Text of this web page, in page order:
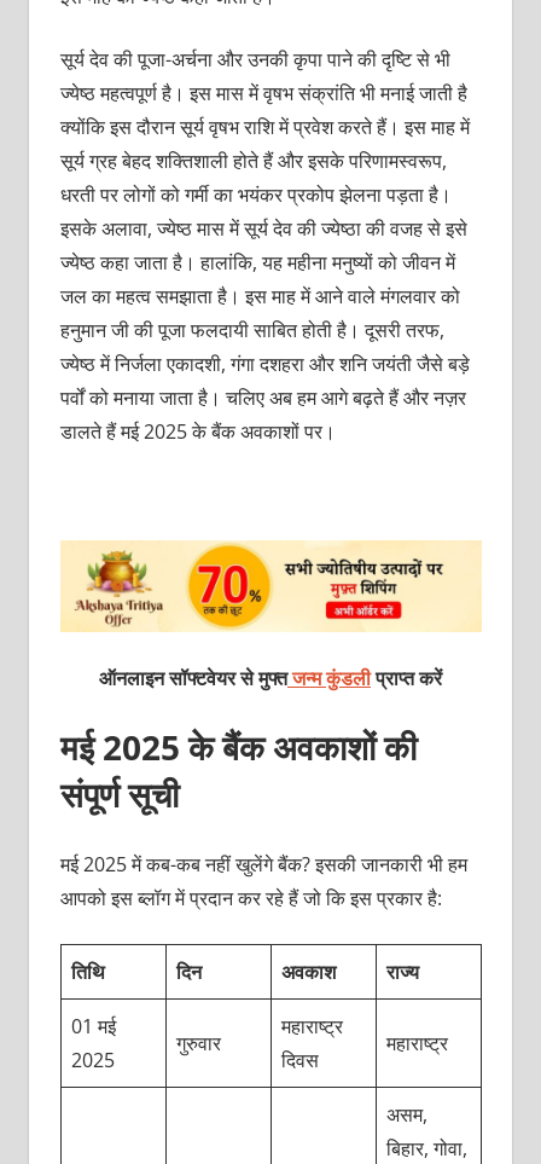
सूर्य देव की पूजा-अर्चना और उनकी कृपा पाने की दृष्टि से भी
ज्येष्ठ महत्वपूर्ण है। इस मास में वृषभ संक्रांति भी मनाई जाती है
क्योंकि इस दौरान सूर्य वृषभ राशि में प्रवेश करते हैं। इस माह में
सूर्य ग्रह बेहद शक्तिशाली होते हैं और इसके परिणामस्वरूप,
धरती पर लोगों को गर्मी का भयंकर प्रकोप झेलना पड़ता है।
इसके अलावा, ज्येष्ठ मास में सूर्य देव की ज्येष्ठा की वजह से इसे
ज्येष्ठ कहा जाता है। हालांकि, यह महीना मनुष्यों को जीवन में
जल का महत्व समझाता है। इस माह में आने वाले मंगलवार को
हनुमान जी की पूजा फलदायी साबित होती है। दूसरी तरफ,
ज्येष्ठ में निर्जला एकादशी, गंगा दशहरा और शनि जयंती जैसे बड़े
पर्वों को मनाया जाता है। चलिए अब हम आगे बढ़ते हैं और नज़र
डालते हैं मई 2025 के बैंक अवकाशों पर।
ऑनलाइन सॉफ्टवेयर से मुफ्तजन्म कुंडलीप्राप्त करें
मई 2025 के बैंक अवकाशों की
संपूर्ण सूची
मई 2025 में कब-कब नहीं खुलेंगे बैंक? इसकी जानकारी भी हम
आपको इस ब्लॉग में प्रदान कर रहे हैं जो कि इस प्रकार है:
तिथि दिन अवकाश राज्य
01 मई
2025
गुरुवार
महाराष्ट्र
दिवस
महाराष्ट्र
असम,
बिहार, गोवा,